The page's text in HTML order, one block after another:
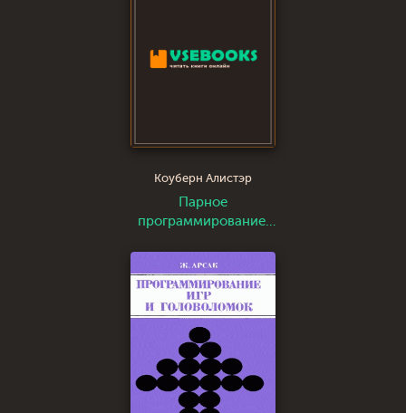
Коуберн Алистэр
Парное
программирование:
недостатки